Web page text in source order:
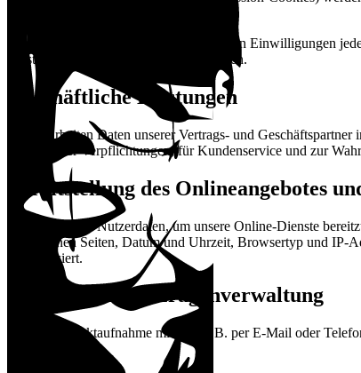
Widerruf und Widerspruch:
Sie können Einwilligungen
Einstellungen Ihres Browsers deaktivieren.
Geschäftliche Leistungen
Wir verarbeiten Daten unserer Vertrags- und
vertraglicher Verpflichtungen, für Kundenservice und zur
Bereitstellung des Onlineangebotes
Wir verarbeiten Nutzerdaten, um unsere Online-Dienste
abgerufenen Seiten, Datum und Uhrzeit, Browsertyp und IP-
anonymisiert.
Kontakt- und Anfragenverwaltung
Bei der Kontaktaufnahme mit uns (z.B. per E-Mail oder